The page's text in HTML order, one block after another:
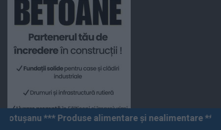
alimentare și nealimentare *** Vânzări